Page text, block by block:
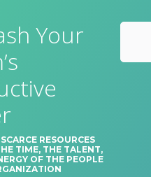
Your
RESOURCES
TIME, THE TALENT,
OF THE PEOPLE